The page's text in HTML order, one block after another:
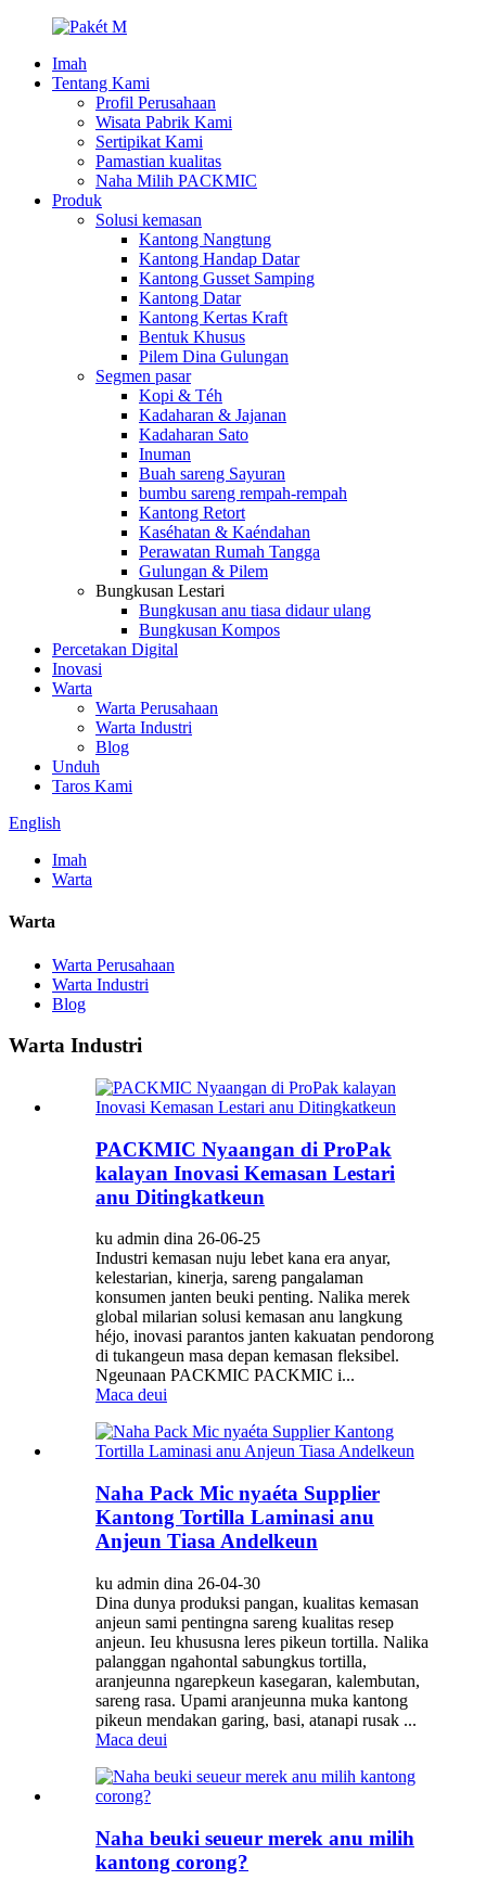
Imah
Tentang Kami
Profil Perusahaan
Wisata Pabrik Kami
Sertipikat Kami
Pamastian kualitas
Naha Milih PACKMIC
Produk
Solusi kemasan
Kantong Nangtung
Kantong Handap Datar
Kantong Gusset Samping
Kantong Datar
Kantong Kertas Kraft
Bentuk Khusus
Pilem Dina Gulungan
Segmen pasar
Kopi & Téh
Kadaharan & Jajanan
Kadaharan Sato
Inuman
Buah sareng Sayuran
bumbu sareng rempah-rempah
Kantong Retort
Kaséhatan & Kaéndahan
Perawatan Rumah Tangga
Gulungan & Pilem
Bungkusan Lestari
Bungkusan anu tiasa didaur ulang
Bungkusan Kompos
Percetakan Digital
Inovasi
Warta
Warta Perusahaan
Warta Industri
Blog
Unduh
Taros Kami
English
Imah
Warta
Warta
Warta Perusahaan
Warta Industri
Blog
Warta Industri
PACKMIC Nyaangan di ProPak
kalayan Inovasi Kemasan Lestari
anu Ditingkatkeun
ku admin dina 26-06-25
Industri kemasan nuju lebet kana era anyar,
kelestarian, kinerja, sareng pangalaman
konsumen janten beuki penting. Nalika merek
global milarian solusi kemasan anu langkung
héjo, inovasi parantos janten kakuatan pendorong
di tukangeun masa depan kemasan fleksibel.
Ngeunaan PACKMIC PACKMIC i...
Maca deui
Naha Pack Mic nyaéta Supplier
Kantong Tortilla Laminasi anu
Anjeun Tiasa Andelkeun
ku admin dina 26-04-30
Dina dunya produksi pangan, kualitas kemasan
anjeun sami pentingna sareng kualitas resep
anjeun. Ieu khususna leres pikeun tortilla. Nalika
palanggan ngahontal sabungkus tortilla,
aranjeunna ngarepkeun kasegaran, kalembutan,
sareng rasa. Upami aranjeunna muka kantong
pikeun mendakan garing, basi, atanapi rusak ...
Maca deui
Naha beuki seueur merek anu milih
kantong corong?